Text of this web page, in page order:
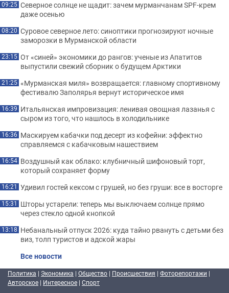
09:25 Северное солнце не щадит: зачем мурманчанам SPF-крем
даже осенью
08:20 Суровое северное лето: синоптики прогнозируют ночные
заморозки в Мурманской области
23:15 От «синей» экономики до рангов: ученые из Апатитов
выпустили свежий сборник о будущем Арктики
21:25 «Мурманская миля» возвращается: главному спортивному
фестивалю Заполярья вернут историческое имя
16:39 Итальянская импровизация: ленивая овощная лазанья с
сыром из того, что нашлось в холодильнике
16:36 Маскируем кабачки под десерт из кофейни: эффектно
справляемся с кабачковым нашествием
16:54 Воздушный как облако: клубничный шифоновый торт,
который сохраняет форму
16:21 Удивил гостей кексом с грушей, но без груши: все в восторге
15:31 Шторы устарели: теперь мы выключаем солнце прямо
через стекло одной кнопкой
13:18 Небанальный отпуск 2026: куда тайно рвануть с детьми без
виз, толп туристов и адской жары
Все новости
Политика | Экономика | Общество | Происшествия | Фоторепортажи |
Авторское | Интересное | Спорт